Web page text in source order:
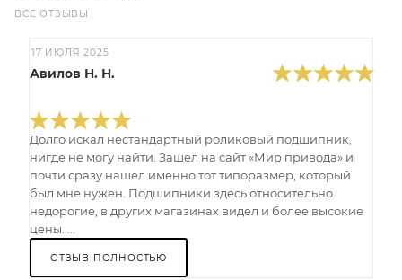
ВСЕ ОТЗЫВЫ
17 ИЮЛЯ 2025
Авилов Н. Н.
Долго искал нестандартный роликовый подшипник,
нигде не могу найти. Зашел на сайт «Мир привода» и
почти сразу нашел именно тот типоразмер, который
был мне нужен. Подшипники здесь относительно
недорогие, в других магазинах видел и более высокие
цены. ...
ОТЗЫВ ПОЛНОСТЬЮ